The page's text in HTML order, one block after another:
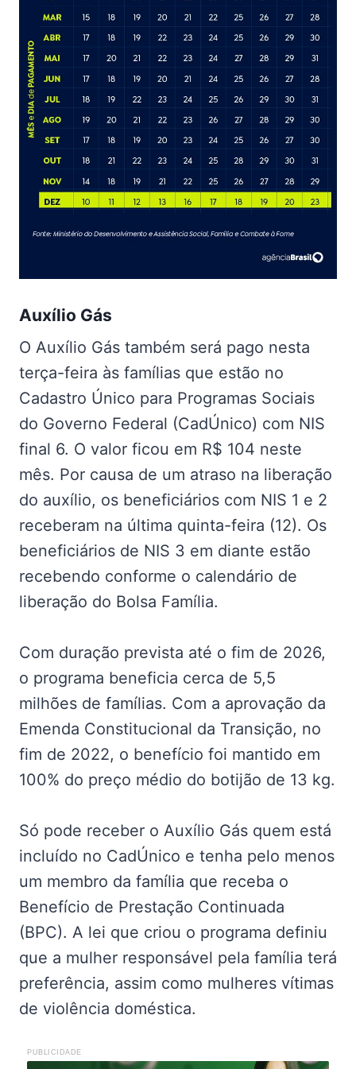
Auxílio Gás
O Auxílio Gás também será pago nesta
terça-feira às famílias que estão no
Cadastro Único para Programas Sociais
do Governo Federal (CadÚnico) com NIS
final 6. O valor ficou em R$ 104 neste
mês. Por causa de um atraso na liberação
do auxílio, os beneficiários com NIS 1 e 2
receberam na última quinta-feira (12). Os
beneficiários de NIS 3 em diante estão
recebendo conforme o calendário de
liberação do Bolsa Família.
Com duração prevista até o fim de 2026,
o programa beneficia cerca de 5,5
milhões de famílias. Com a aprovação da
Emenda Constitucional da Transição, no
fim de 2022, o benefício foi mantido em
100% do preço médio do botijão de 13 kg.
Só pode receber o Auxílio Gás quem está
incluído no CadÚnico e tenha pelo menos
um membro da família que receba o
Benefício de Prestação Continuada
(BPC). A lei que criou o programa definiu
que a mulher responsável pela família terá
preferência, assim como mulheres vítimas
de violência doméstica.
PUBLICIDADE